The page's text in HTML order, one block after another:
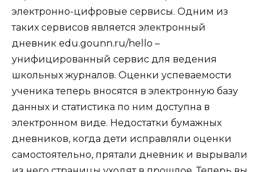
электронно-цифровые сервисы. Одним из
таких сервисов является электронный
дневник edu.gounn.ru/hello –
унифицированный сервис для ведения
школьных журналов. Оценки успеваемости
ученика теперь вносятся в электронную базу
данных и статистика по ним доступна в
электронном виде. Недостатки бумажных
дневников, когда дети исправляли оценки
самостоятельно, прятали дневник и вырывали